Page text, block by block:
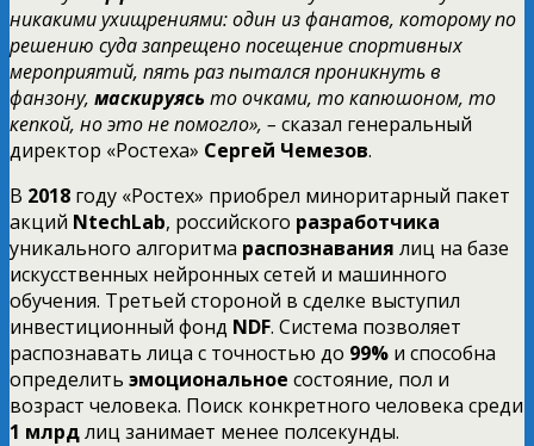
никакими ухищрениями: один из фанатов, которому по
решению суда запрещено посещение спортивных
мероприятий, пять раз пытался проникнуть в
фанзону, маскируясь то очками, то капюшоном, то
кепкой, но это не помогло», – сказал генеральный
директор «Ростеха» Сергей Чемезов.
В 2018 году «Ростех» приобрел миноритарный пакет
акций NtechLab, российского разработчика
уникального алгоритма распознавания лиц на базе
искусственных нейронных сетей и машинного
обучения. Третьей стороной в сделке выступил
инвестиционный фонд NDF. Система позволяет
распознавать лица с точностью до 99% и способна
определить эмоциональное состояние, пол и
возраст человека. Поиск конкретного человека среди
1 млрдлиц занимает менее полсекунды.